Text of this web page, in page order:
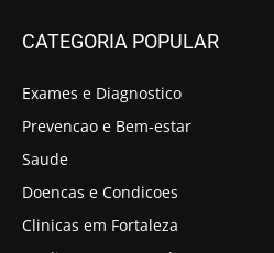
CATEGORIA POPULAR
Exames e Diagnostico
Prevencao e Bem-estar
Saude
Doencas e Condicoes
Clinicas em Fortaleza